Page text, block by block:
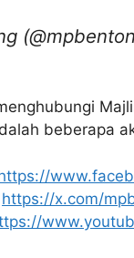
beberapa
https://x.com/